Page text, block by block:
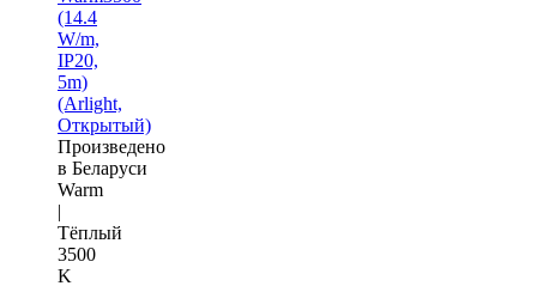
(14.4
W/m,
IP20,
5m)
(Arlight,
Открытый)
Произведено
в Беларуси
Warm
|
Тёплый
3500
K